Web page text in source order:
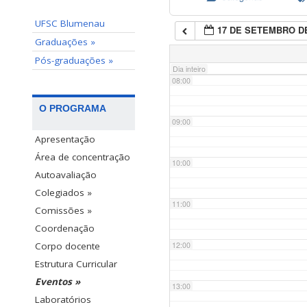
UFSC Blumenau
Graduações »
Pós-graduações »
O PROGRAMA
Apresentação
Área de concentração
Autoavaliação
Colegiados »
Comissões »
Coordenação
Corpo docente
Estrutura Curricular
Eventos »
Laboratórios
17 DE SETEMBRO
Dia inteiro
07:00
08:00
09:00
10:00
11:00
12:00
13:00